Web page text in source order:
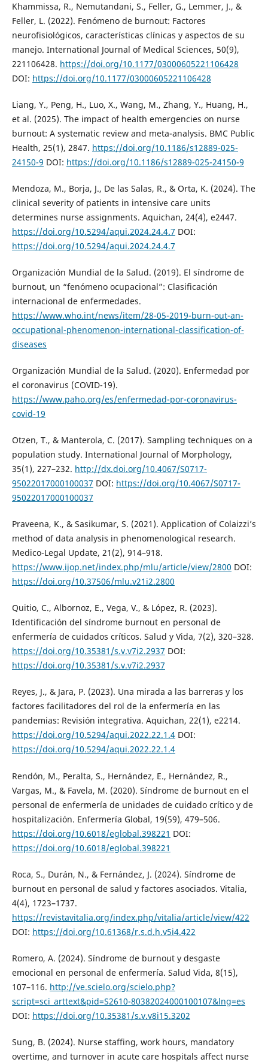
Khammissa, R., Nemutandani, S., Feller, G., Lemmer, J., &
Feller, L. (2022). Fenómeno de burnout: Factores
neurofisiológicos, características clínicas y aspectos de su
manejo. International Journal of Medical Sciences, 50(9),
221106428. https://doi.org/10.1177/03000605221106428
DOI: https://doi.org/10.1177/03000605221106428
Liang, Y., Peng, H., Luo, X., Wang, M., Zhang, Y., Huang, H.,
et al. (2025). The impact of health emergencies on nurse
burnout: A systematic review and meta-analysis. BMC Public
Health, 25(1), 2847. https://doi.org/10.1186/s12889-025-
24150-9 DOI: https://doi.org/10.1186/s12889-025-24150-9
Mendoza, M., Borja, J., De las Salas, R., & Orta, K. (2024). The
clinical severity of patients in intensive care units
determines nurse assignments. Aquichan, 24(4), e2447.
https://doi.org/10.5294/aqui.2024.24.4.7 DOI:
https://doi.org/10.5294/aqui.2024.24.4.7
Organización Mundial de la Salud. (2019). El síndrome de
burnout, un “fenómeno ocupacional”: Clasificación
internacional de enfermedades.
https://www.who.int/news/item/28-05-2019-burn-out-an-
occupational-phenomenon-international-classification-of-
diseases
Organización Mundial de la Salud. (2020). Enfermedad por
el coronavirus (COVID-19).
https://www.paho.org/es/enfermedad-por-coronavirus-
covid-19
Otzen, T., & Manterola, C. (2017). Sampling techniques on a
population study. International Journal of Morphology,
35(1), 227–232. http://dx.doi.org/10.4067/S0717-
95022017000100037 DOI: https://doi.org/10.4067/S0717-
95022017000100037
Praveena, K., & Sasikumar, S. (2021). Application of Colaizzi’s
method of data analysis in phenomenological research.
Medico-Legal Update, 21(2), 914–918.
https://www.ijop.net/index.php/mlu/article/view/2800 DOI:
https://doi.org/10.37506/mlu.v21i2.2800
Quitio, C., Albornoz, E., Vega, V., & López, R. (2023).
Identificación del síndrome burnout en personal de
enfermería de cuidados críticos. Salud y Vida, 7(2), 320–328.
https://doi.org/10.35381/s.v.v7i2.2937 DOI:
https://doi.org/10.35381/s.v.v7i2.2937
Reyes, J., & Jara, P. (2023). Una mirada a las barreras y los
factores facilitadores del rol de la enfermería en las
pandemias: Revisión integrativa. Aquichan, 22(1), e2214.
https://doi.org/10.5294/aqui.2022.22.1.4DOI:
https://doi.org/10.5294/aqui.2022.22.1.4
Rendón, M., Peralta, S., Hernández, E., Hernández, R.,
Vargas, M., & Favela, M. (2020). Síndrome de burnout en el
personal de enfermería de unidades de cuidado crítico y de
hospitalización. Enfermería Global, 19(59), 479–506.
https://doi.org/10.6018/eglobal.398221 DOI:
https://doi.org/10.6018/eglobal.398221
Roca, S., Durán, N., & Fernández, J. (2024). Síndrome de
burnout en personal de salud y factores asociados. Vitalia,
4(4), 1723–1737.
https://revistavitalia.org/index.php/vitalia/article/view/422
DOI: https://doi.org/10.61368/r.s.d.h.v5i4.422
Romero, A. (2024). Síndrome de burnout y desgaste
emocional en personal de enfermería. Salud Vida, 8(15),
107–116. http://ve.scielo.org/scielo.php?
script=sci_arttext&pid=S2610-80382024000100107&lng=es
DOI: https://doi.org/10.35381/s.v.v8i15.3202
Sung, B. (2024). Nurse staffing, work hours, mandatory
overtime, and turnover in acute care hospitals affect nurse